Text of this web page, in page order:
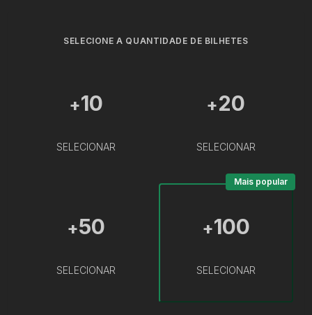
SELECIONE A QUANTIDADE DE BILHETES
+10
SELECIONAR
+20
SELECIONAR
+50
SELECIONAR
+100
SELECIONAR
Mais popular